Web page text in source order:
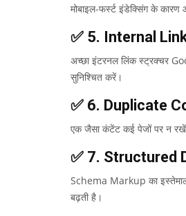
मोबाइल-फर्स्ट इंडेक्सिंग के
✅ 5. Internal
अच्छा इंटरनल लिंक स्ट्रक्चर
सुनिश्चित करें।
✅ 6. Duplicate
एक जैसा कंटेंट कई पेजों पर न
✅ 7. Structured
Schema Markup का
बढ़ती है।